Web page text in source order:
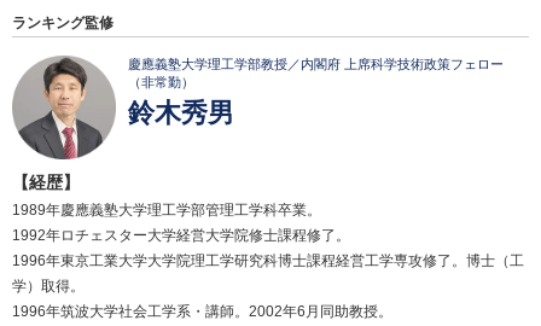
ランキング監修
慶應義塾大学理工学部教授／内閣府 上席科学技術政策フェロー
（非常勤）
鈴木秀男
【経歴】
1989年慶應義塾大学理工学部管理工学科卒業。
1992年ロチェスター大学経営大学院修士課程修了。
1996年東京工業大学大学院理工学研究科博士課程経営工学専攻修了。博士（工
学）取得。
1996年筑波大学社会工学系・講師。2002年6月同助教授。